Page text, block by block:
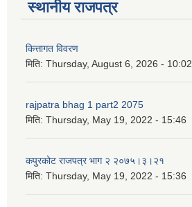
स्थानीय राजपत्र
कित्तागत विवरण
मिति: Thursday, August 6, 2026 - 10:02
rajpatra bhag 1 part2 2075
मिति: Thursday, May 19, 2022 - 15:46
कपुरकोट राजपत्र भाग २ २०७५।३।२१
मिति: Thursday, May 19, 2022 - 15:36